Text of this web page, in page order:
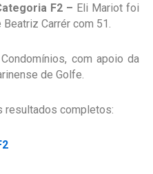
F2 – Eli Mariot foi
Carrér com 51.
com apoio da
de Golfe.
resultados completos: